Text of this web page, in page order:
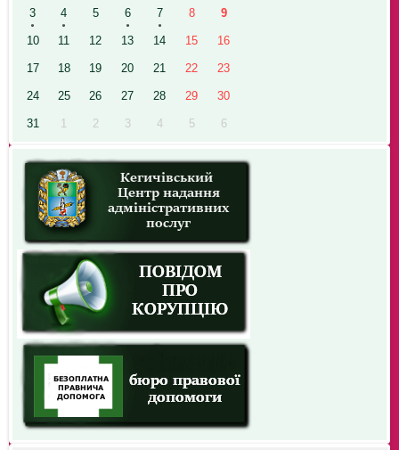
3 4 5 6 7 8 9
10 11 12 13 14 15 16
17 18 19 20 21 22 23
24 25 26 27 28 29 30
31 1 2 3 4 5 6